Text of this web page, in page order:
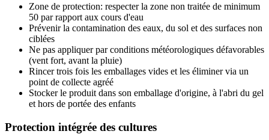
Zone de protection: respecter la zone non traitée de minimum
50 par rapport aux cours d'eau
Prévenir la contamination des eaux, du sol et des surfaces non
ciblées
Ne pas appliquer par conditions météorologiques défavorables
(vent fort, avant la pluie)
Rincer trois fois les emballages vides et les éliminer via un
point de collecte agréé
Stocker le produit dans son emballage d'origine, à l'abri du gel
et hors de portée des enfants
Protection intégrée des cultures